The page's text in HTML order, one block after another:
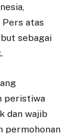
atas
sebagai
peristiwa
dan wajib
permohonan